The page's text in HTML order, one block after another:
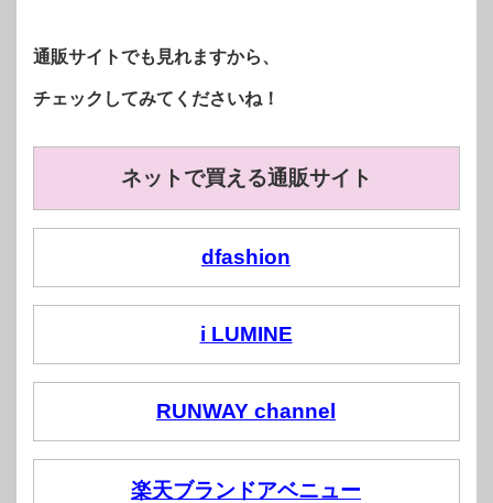
通販サイトでも見れますから、
チェックしてみてくださいね！
ネットで買える通販サイト
dfashion
i LUMINE
RUNWAY channel
楽天ブランドアベニュー